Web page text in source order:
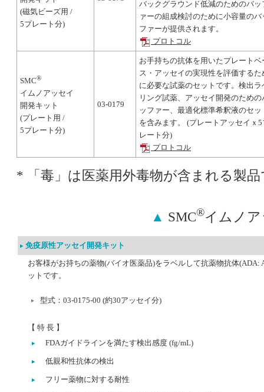
(磁気ビーズ用 /
5プレート分)
バックグラウンド低減のためのバッ
ァーの組成検討のために小容量のバ
ファーが提供されます。
プロトコル
SMC®
イムノアッセイ
開発キット
(プレート用 /
5プレート分)
03-0179
お手持ちの抗体を用いたプレートベ
ス・アッセイの実現性を評価するた
に必要な試薬のセットです。検出ラ
リング試薬、アッセイ開発のための
ッファー、最適化標準希釈液のセッ
を含みます。 (プレートアッセイｘ5
レート分)
プロトコル
* 「毒」は医薬用外毒物が含まれる製
▲ SMC®イムノ
免疫原性アッセイ開発キット
お客様がお持ちの薬物(バイオ医薬品)をラベルして抗薬物抗体
ットです。
型式：03-0175-00 (約30アッセイ分)
【 特 長 】
FDAガイドラインを満たす検出感度 (fg/mL)
低親和性抗体の検出
フリー薬物に対する耐性